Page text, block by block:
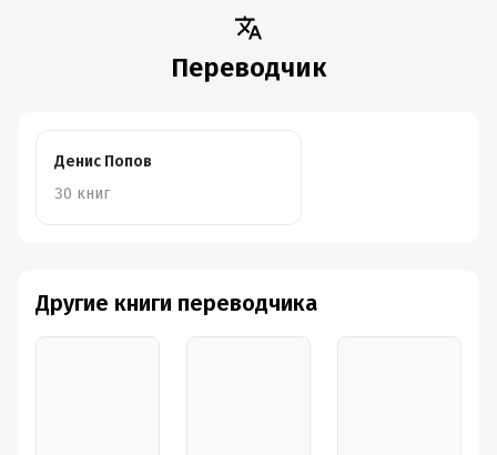
Переводчик
Денис Попов
30 книг
Другие книги переводчика